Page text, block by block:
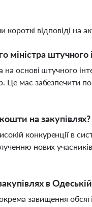
відповіді на
міністра штучного
основі штучного
має забезпечити
на закупівлях?
конкуренції в
нових
в
завищення